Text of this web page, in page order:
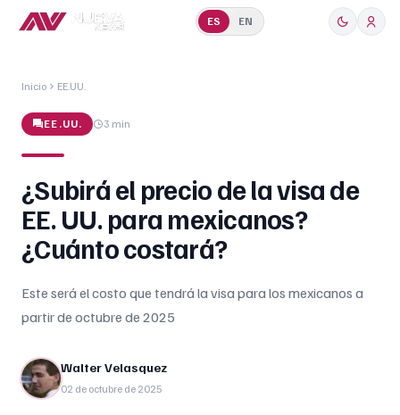
ES EN
Inicio EE.UU.
EE.UU. 3 min
¿Subirá el precio de la visa de
EE. UU. para mexicanos?
¿Cuánto costará?
Este será el costo que tendrá la visa para los mexicanos a
partir de octubre de 2025
Walter Velasquez
02 de octubre de 2025